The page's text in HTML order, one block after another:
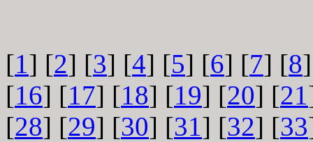
[1] [2] [3] [4] [5] [6] [7] [8
[16] [17] [18] [19] [20] [21
[28] [29] [30] [31] [32] [33